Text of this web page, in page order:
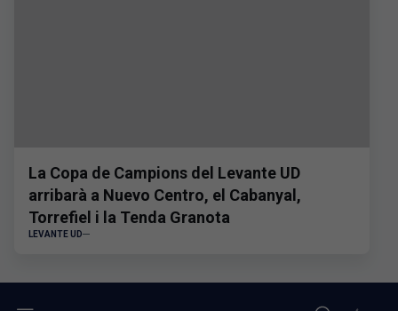
La Copa de Campions del Levante UD
arribarà a Nuevo Centro, el Cabanyal,
Torrefiel i la Tenda Granota
LEVANTE UD